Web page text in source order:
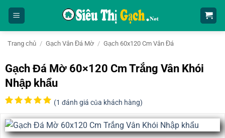
nội
dungTrang chủ / Gạch Vân Đá Mờ / Gạch 60x120 Cm Vân Đá
Gạch Đá Mờ 60×120 Cm Trắng Vân Khói
Nhập khẩu
trên 5
dựa trên
đánh giá
(1 đánh giá của khách hàng)